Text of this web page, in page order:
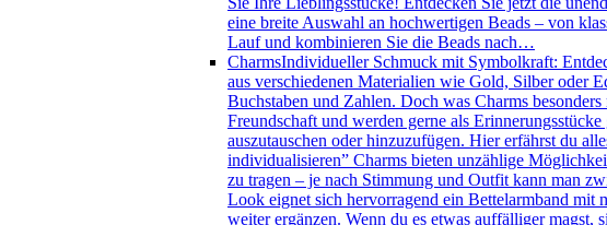
eine breite Auswahl an hochwertigen Beads – von
Lauf und kombinieren Sie die Beads nach…
CharmsIndividueller Schmuck mit Symbolkraft:
aus verschiedenen Materialien wie Gold, Silber oder
Buchstaben und Zahlen. Doch was Charms
Freundschaft und werden gerne als
auszutauschen oder hinzuzufügen. Hier erfährst du
individualisieren” Charms bieten unzählige
zu tragen – je nach Stimmung und Outfit kann man
Look eignet sich hervorragend ein Bettelarmband mit
weiter ergänzen. Wenn du es etwas auffälliger